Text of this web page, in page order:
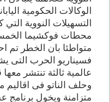
الوكالات الحكومية
التسهيلات النووية
محطات فوكشيما الخمس
متواطئا بان الخطر تم
فسيناريو الحرب التى
عالمية ثالثة تنتشر
وحلف الناتو فى اقاليم
متزامنة ويخول برنامج